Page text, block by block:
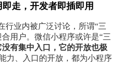
走，开发者即插即用
行业内被广泛讨论，所谓“三
用户。微信小程序或许是“三
没有集中入口，它的开放也极
力、入口的开放，都为小程序